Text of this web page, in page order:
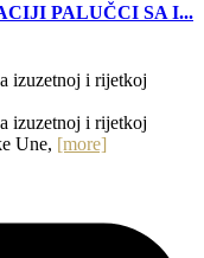
PALUČCI SA I...
izuzetnoj i rijetkoj
izuzetnoj i rijetkoj
Une, [more]